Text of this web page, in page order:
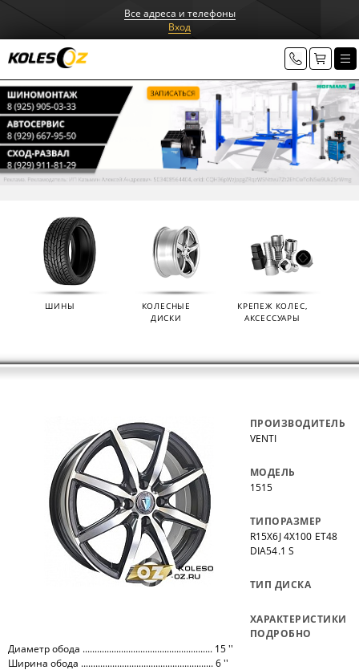
Все адреса и телефоны
Вход
ШИНЫ
КОЛЕСНЫЕ
ДИСКИ
КРЕПЕЖ КОЛЕС,
АКСЕССУАРЫ
ПРОИЗВОДИТЕЛЬ
VENTI
МОДЕЛЬ
1515
ТИПОРАЗМЕР
R15X6J 4X100 ET48
DIA54.1 S
ТИП ДИСКА
ХАРАКТЕРИСТИКИ
ПОДРОБНО
Диаметр обода ...................................................... 15 ''
Ширина обода ....................................................... 6 ''